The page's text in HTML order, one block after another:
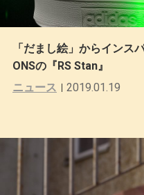
「だまし絵」からインス
ONSの『RS Stan』
ニュース
2019.01.19